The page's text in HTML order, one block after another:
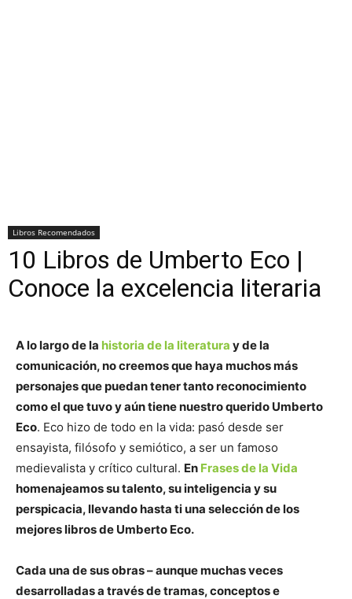
Libros Recomendados
10 Libros de Umberto Eco |
Conoce la excelencia literaria
A lo largo de la historia de la literatura y de la
comunicación, no creemos que haya muchos más
personajes que puedan tener tanto reconocimiento
como el que tuvo y aún tiene nuestro querido Umberto
Eco. Eco hizo de todo en la vida: pasó desde ser
ensayista, filósofo y semiótico, a ser un famoso
medievalista y crítico cultural. En Frases de la Vida
homenajeamos su talento, su inteligencia y su
perspicacia, llevando hasta ti una selección de los
mejores libros de Umberto Eco.
Cada una de sus obras – aunque muchas veces
desarrolladas a través de tramas, conceptos e